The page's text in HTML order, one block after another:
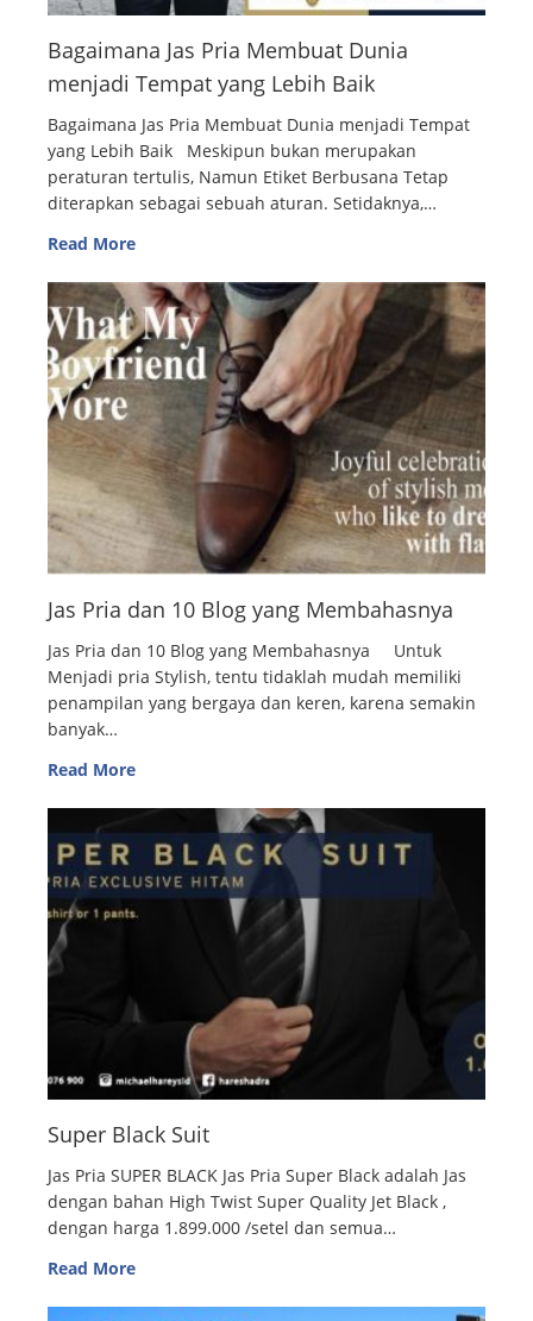
Bagaimana Jas Pria Membuat Dunia
menjadi Tempat yang Lebih Baik
Bagaimana Jas Pria Membuat Dunia menjadi Tempat
yang Lebih Baik Meskipun bukan merupakan
peraturan tertulis, Namun Etiket Berbusana Tetap
diterapkan sebagai sebuah aturan. Setidaknya,…
Read More
Jas Pria dan 10 Blog yang Membahasnya
Jas Pria dan 10 Blog yang Membahasnya Untuk
Menjadi pria Stylish, tentu tidaklah mudah memiliki
penampilan yang bergaya dan keren, karena semakin
banyak…
Read More
Super Black Suit
Jas Pria SUPER BLACK Jas Pria Super Black adalah Jas
dengan bahan High Twist Super Quality Jet Black ,
dengan harga 1.899.000 /setel dan semua…
Read More